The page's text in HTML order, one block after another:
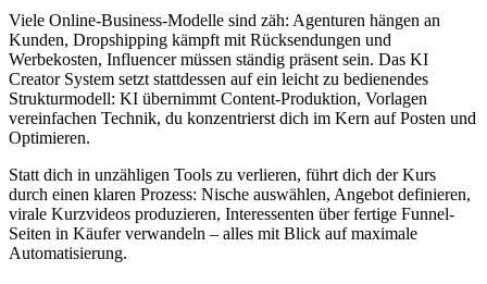
Viele Online-Business-Modelle sind zäh: Agenturen hängen an
Kunden, Dropshipping kämpft mit Rücksendungen und
Werbekosten, Influencer müssen ständig präsent sein. Das KI
Creator System setzt stattdessen auf ein leicht zu bedienendes
Strukturmodell: KI übernimmt Content-Produktion, Vorlagen
vereinfachen Technik, du konzentrierst dich im Kern auf Posten und
Optimieren.
Statt dich in unzähligen Tools zu verlieren, führt dich der Kurs
durch einen klaren Prozess: Nische auswählen, Angebot definieren,
virale Kurzvideos produzieren, Interessenten über fertige Funnel-
Seiten in Käufer verwandeln – alles mit Blick auf maximale
Automatisierung.